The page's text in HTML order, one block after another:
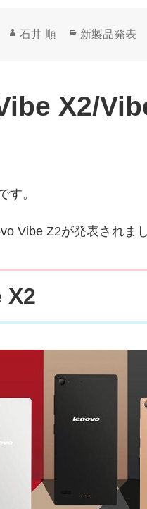
作
石井 順
カ
ー
新製品発表
X2/
す。
Vibe Z2が発表されま
X2